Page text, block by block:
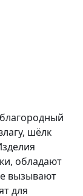
шёлк
обладают
вызывают
для